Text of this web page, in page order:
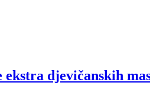
djevičanskih